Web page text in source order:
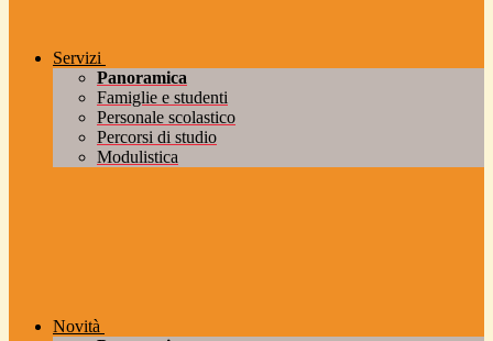
Servizi
Panoramica
Famiglie e studenti
Personale scolastico
Percorsi di studio
Modulistica
Novità